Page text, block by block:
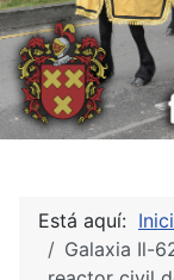
Está aquí:
Galaxia Il-